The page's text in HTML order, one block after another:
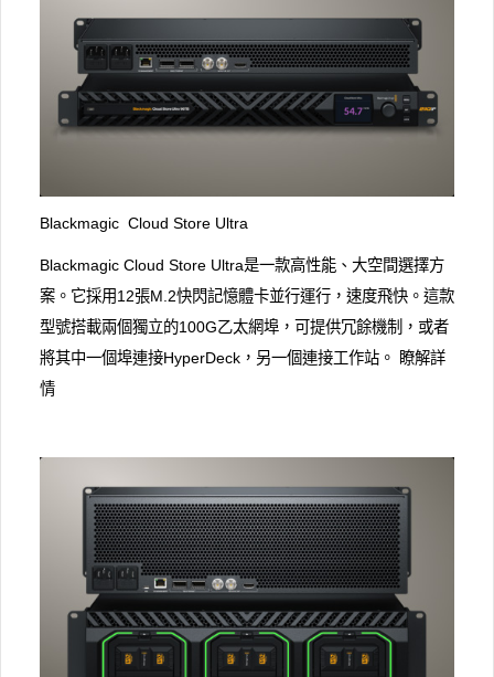
Blackmagic Cloud Store Ultra
Blackmagic Cloud Store Ultra是一款高性能、大空間選擇方
案。它採用12張M.2快閃記憶體卡並行運行，速度飛快。這款
型號搭載兩個獨立的100G乙太網埠，可提供冗餘機制，或者
將其中一個埠連接HyperDeck，另一個連接工作站。 瞭解詳
情